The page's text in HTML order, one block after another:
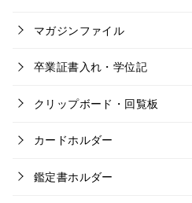
マガジンファイル
卒業証書入れ・学位記
クリップボード・回覧板
カードホルダー
鑑定書ホルダー